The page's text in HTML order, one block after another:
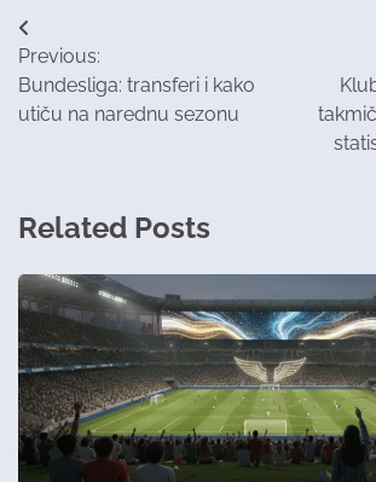
Post
navigation
Previous:
Bundesliga: transferi i kako
utiču na narednu sezonu
Related Posts